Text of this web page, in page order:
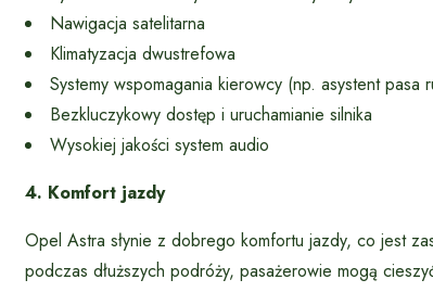
Nawigacja satelitarna
Klimatyzacja dwustrefowa
Systemy wspomagania kierowcy (np. asystent pasa
Bezkluczykowy dostęp i uruchamianie silnika
Wysokiej jakości system audio
4. Komfort jazdy
Opel Astra słynie z dobrego komfortu jazdy, co jest
podczas dłuższych podróży, pasażerowie mogą